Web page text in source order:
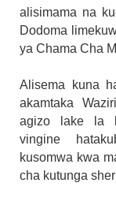
alisimama na
Dodoma
ya Chama Cha
Alisema kuna
akamtaka
agizo lake la
vingine
kusomwa kwa
cha kutunga